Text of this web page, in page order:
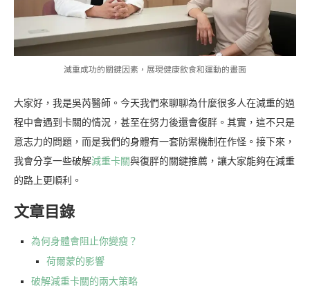
減重成功的關鍵因素，展現健康飲食和運動的畫面
大家好，我是吳芮醫師。今天我們來聊聊為什麼很多人在減重的過
程中會遇到卡關的情況，甚至在努力後還會復胖。其實，這不只是
意志力的問題，而是我們的身體有一套防禦機制在作怪。接下來，
我會分享一些破解減重卡關與復胖的關鍵推薦，讓大家能夠在減重
的路上更順利。
文章目錄
為何身體會阻止你變瘦？
荷爾蒙的影響
破解減重卡關的兩大策略